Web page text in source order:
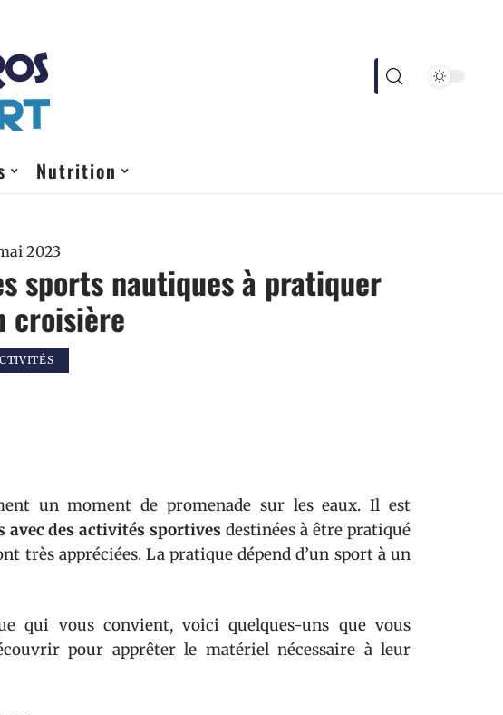
Nutrition
2023
sports nautiques à pratiquer
croisière
un moment de promenade sur les eaux. Il est
avec des activités sportivesdestinées à être pratiqué
très appréciées. La pratique dépend d’un sport à un
qui vous convient, voici quelques-uns que vous
pour apprêter le matériel nécessaire à leur